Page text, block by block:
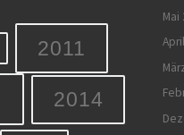
2011
2014
Mai